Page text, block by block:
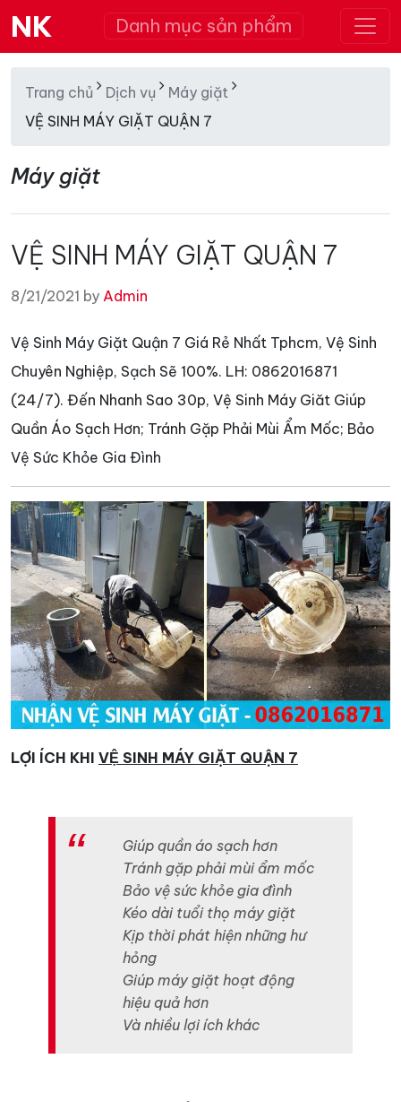
NK Danh mục sản phẩm
Trang chủ Dịch vụ
Máy giặt
VỆ SINH MÁY GIẶT QUẬN 7
Máy giặt
VỆ SINH MÁY GIẶT QUẬN 7
8/21/2021 by Admin
Vệ Sinh Máy Giặt Quận 7 Giá Rẻ Nhất Tphcm, Vệ Sinh
Chuyên Nghiệp, Sạch Sẽ 100%. LH: 0862016871
(24/7). Đến Nhanh Sao 30p, Vệ Sinh Máy Giăt Giúp
Quần Áo Sạch Hơn; Tránh Gặp Phải Mùi Ẩm Mốc; Bảo
Vệ Sức Khỏe Gia Đình
LỢI ÍCH KHI VỆ SINH MÁY GIẶT QUẬN 7
Giúp quần áo sạch hơn
Tránh gặp phải mùi ẩm mốc
Bảo vệ sức khỏe gia đình
Kéo dài tuổi thọ máy giặt
Kịp thời phát hiện những hư
hỏng
Giúp máy giặt hoạt động
hiệu quả hơn
Và nhiều lợi ích khác